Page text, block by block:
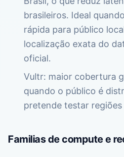
brasileiros. Ideal
rápida para público
localização exata do
oficial.
Vultr: maior cobertura
quando o público é
pretende testar
Familias de compute e